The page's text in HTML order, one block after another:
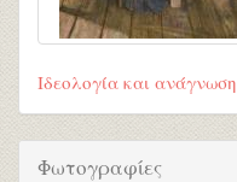
Ιδεολογία και ανάγνωση
Φωτογραφίες